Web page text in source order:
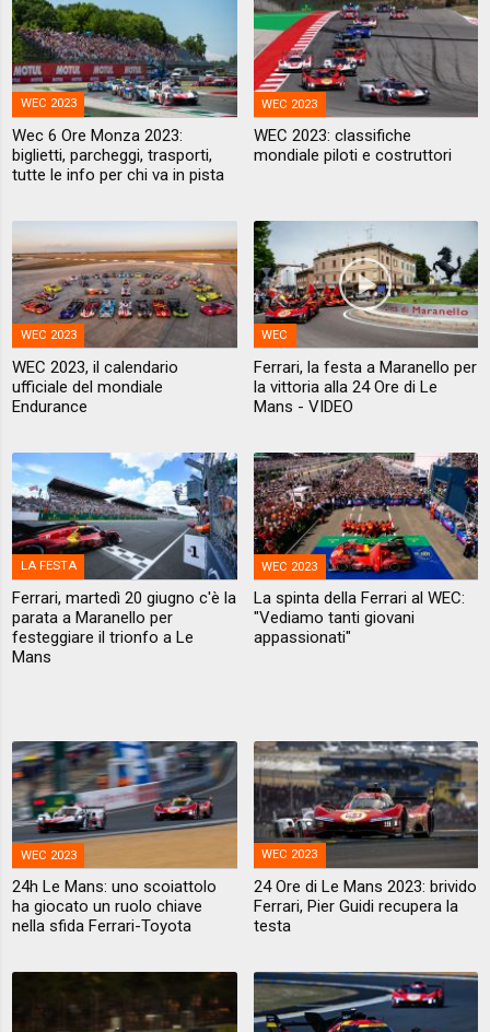
WEC 2023
Wec 6 Ore Monza 2023:
biglietti, parcheggi, trasporti,
tutte le info per chi va in pista
WEC 2023
WEC 2023: classifiche
mondiale piloti e costruttori
WEC 2023
WEC 2023, il calendario
ufficiale del mondiale
Endurance
WEC
Ferrari, la festa a Maranello per
la vittoria alla 24 Ore di Le
Mans - VIDEO
LA FESTA
Ferrari, martedì 20 giugno c'è la
parata a Maranello per
festeggiare il trionfo a Le
Mans
WEC 2023
La spinta della Ferrari al WEC:
"Vediamo tanti giovani
appassionati"
WEC 2023
24h Le Mans: uno scoiattolo
ha giocato un ruolo chiave
nella sfida Ferrari-Toyota
WEC 2023
24 Ore di Le Mans 2023: brivido
Ferrari, Pier Guidi recupera la
testa